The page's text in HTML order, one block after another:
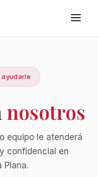
ayudarle
nosotros
equipo le atenderá
confidencial en
Plana.